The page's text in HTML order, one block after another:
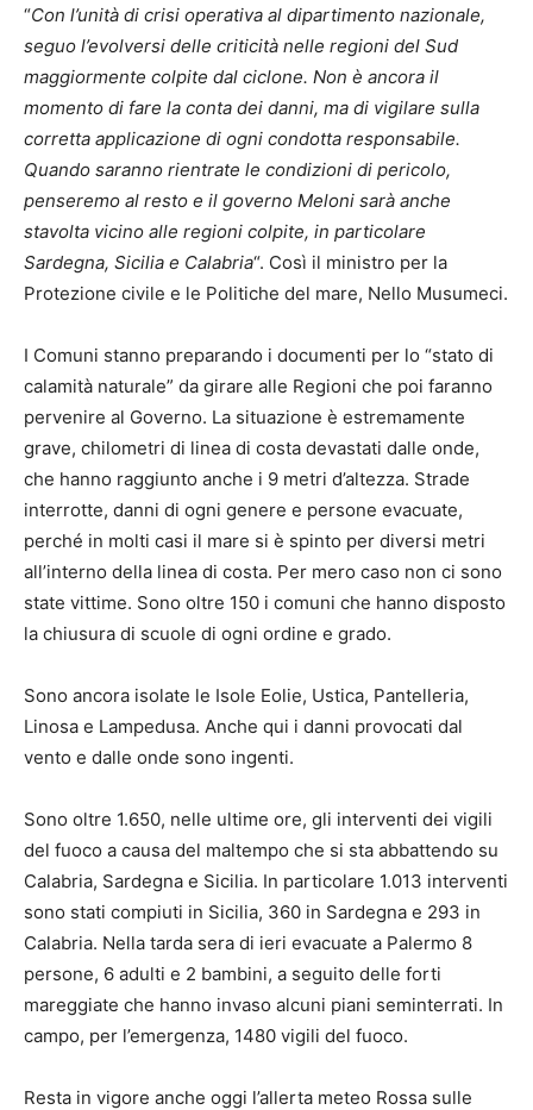
“Con l’unità di crisi operativa al dipartimento nazionale,
seguo l’evolversi delle criticità nelle regioni del Sud
maggiormente colpite dal ciclone. Non è ancora il
momento di fare la conta dei danni, ma di vigilare sulla
corretta applicazione di ogni condotta responsabile.
Quando saranno rientrate le condizioni di pericolo,
penseremo al resto e il governo Meloni sarà anche
stavolta vicino alle regioni colpite, in particolare
Sardegna, Sicilia e Calabria“. Così il ministro per la
Protezione civile e le Politiche del mare, Nello Musumeci.
I Comuni stanno preparando i documenti per lo “stato di
calamità naturale” da girare alle Regioni che poi faranno
pervenire al Governo. La situazione è estremamente
grave, chilometri di linea di costa devastati dalle onde,
che hanno raggiunto anche i 9 metri d’altezza. Strade
interrotte, danni di ogni genere e persone evacuate,
perché in molti casi il mare si è spinto per diversi metri
all’interno della linea di costa. Per mero caso non ci sono
state vittime. Sono oltre 150 i comuni che hanno disposto
la chiusura di scuole di ogni ordine e grado.
Sono ancora isolate le Isole Eolie, Ustica, Pantelleria,
Linosa e Lampedusa. Anche qui i danni provocati dal
vento e dalle onde sono ingenti.
Sono oltre 1.650, nelle ultime ore, gli interventi dei vigili
del fuoco a causa del maltempo che si sta abbattendo su
Calabria, Sardegna e Sicilia. In particolare 1.013 interventi
sono stati compiuti in Sicilia, 360 in Sardegna e 293 in
Calabria. Nella tarda sera di ieri evacuate a Palermo 8
persone, 6 adulti e 2 bambini, a seguito delle forti
mareggiate che hanno invaso alcuni piani seminterrati. In
campo, per l’emergenza, 1480 vigili del fuoco.
Resta in vigore anche oggi l’allerta meteo Rossa sulle